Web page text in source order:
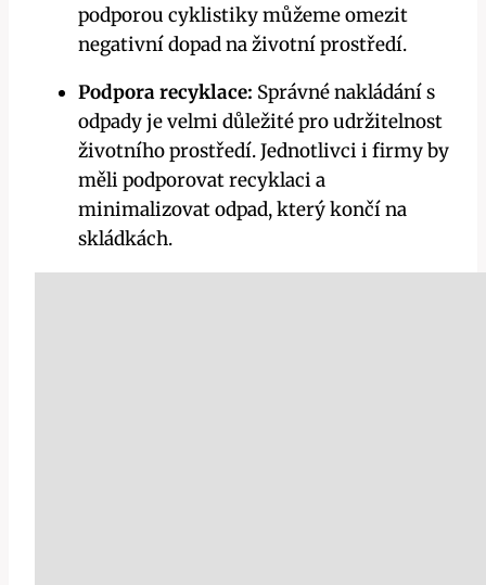
podporou cyklistiky můžeme omezit
negativní dopad na životní prostředí.
Podpora recyklace: Správné nakládání s
odpady je velmi důležité pro udržitelnost
životního prostředí. Jednotlivci i firmy by
měli podporovat recyklaci a
minimalizovat odpad, který končí na
skládkách.